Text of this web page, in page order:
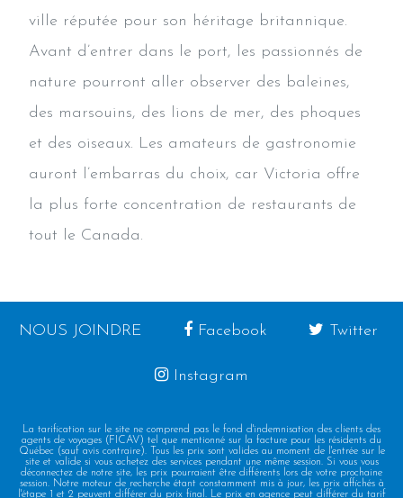
ville réputée pour son héritage britannique.
Avant d’entrer dans le port, les passionnés de
nature pourront aller observer des baleines,
des marsouins, des lions de mer, des phoques
et des oiseaux. Les amateurs de gastronomie
auront l’embarras du choix, car Victoria offre
la plus forte concentration de restaurants de
tout le Canada.
NOUS JOINDRE Facebook Twitter
Instagram
La tarification sur le site ne comprend pas le fond d'indemnisation des clients des
agents de voyages (FICAV) tel que mentionné sur la facture pour les résidents du
Québec (sauf avis contraire). Tous les prix sont valides au moment de l'entrée sur le
site et valide si vous achetez des services pendant une même session. Si vous vous
déconnectez de notre site, les prix pourraient être différents lors de votre prochaine
session. Notre moteur de recherche étant constamment mis à jour, les prix affichés à
l'étape 1 et 2 peuvent différer du prix final. Le prix en agence peut différer du tarif